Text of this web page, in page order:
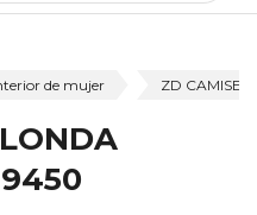
de mujer ZD
9450